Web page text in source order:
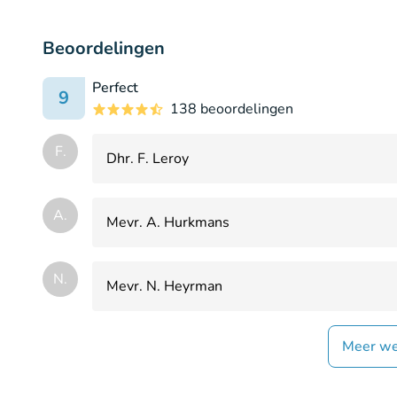
Beoordelingen
9
Perfect
138 beoordelingen
F. Dhr. F. Leroy
A. Mevr. A. Hurkmans
N. Mevr. N. Heyrman
Meer